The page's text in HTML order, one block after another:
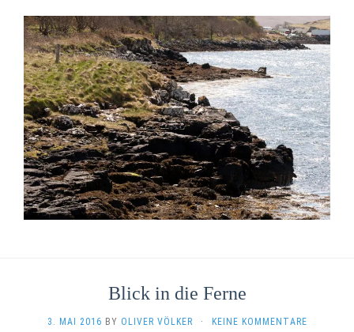
Blick in die Ferne
3. MAI 2016 BY OLIVER VÖLKER · KEINE KOMMENTARE